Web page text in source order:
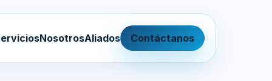
NosotrosAliados Contáctanos